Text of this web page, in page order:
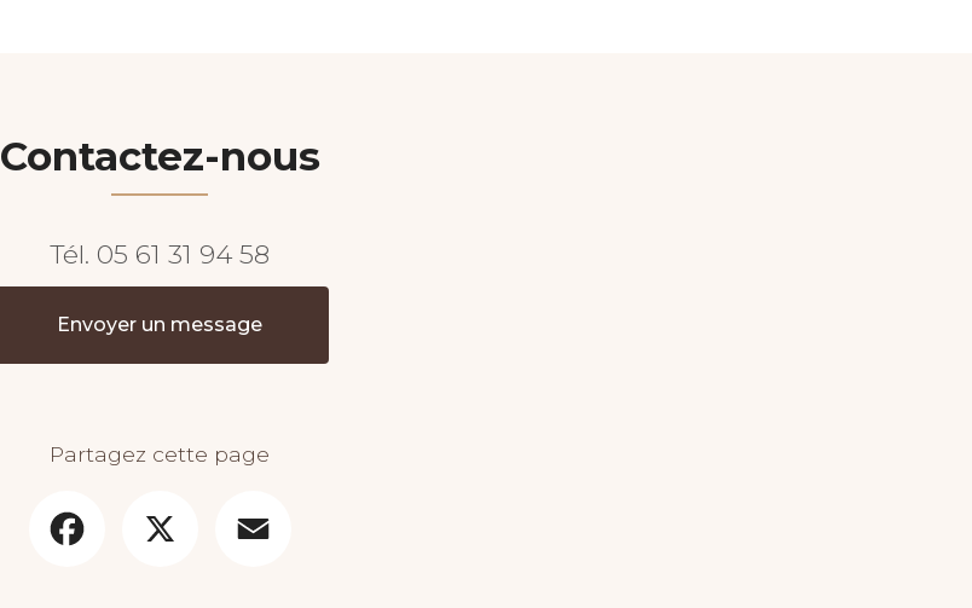
Contactez-nous
Tél. 05 61 31 94 58
Envoyer un message
Partagez cette page